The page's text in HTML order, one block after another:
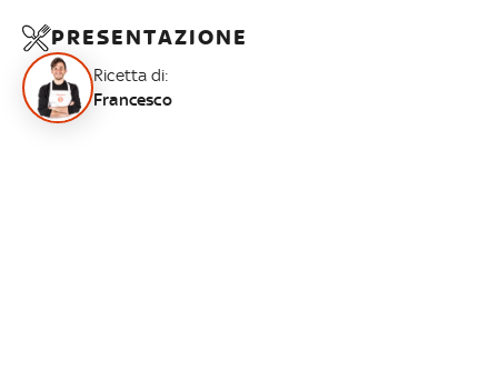
PRESENTAZIONE
Ricetta di:
Francesco